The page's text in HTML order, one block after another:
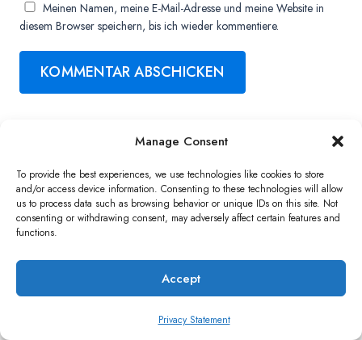
Manage Consent
To provide the best experiences, we use technologies like cookies to store
and/or access device information. Consenting to these technologies will allow
us to process data such as browsing behavior or unique IDs on this site. Not
consenting or withdrawing consent, may adversely affect certain features and
functions.
Accept
Privacy Statement
Meinen Namen, meine E-Mail-Adresse und meine Website in
diesem Browser speichern, bis ich wieder kommentiere.